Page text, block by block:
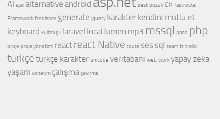
AI ajax alternative android best bozuk c# fastroute
Framework freelance generate jquery karakter kendini mutlu et
keyboard kullanışlı laravel local lumen mp3 mssql pano php
proje proje yönetimi react react Native route ses sql team tr trello
türkçe türkçe karakter unicode veritabanı web work yapay zeka
yaşam yönetim çalışma çevirme